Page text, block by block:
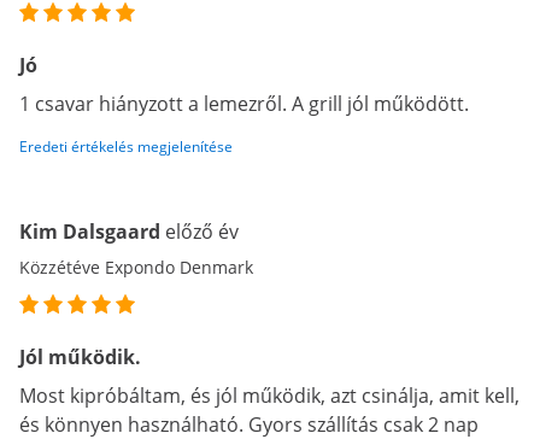
Jó
1 csavar hiányzott a lemezről. A grill jól működött.
Eredeti értékelés megjelenítése
Kim Dalsgaard előző év
Közzétéve Expondo Denmark
Jól működik.
Most kipróbáltam, és jól működik, azt csinálja, amit kell,
és könnyen használható. Gyors szállítás csak 2 nap